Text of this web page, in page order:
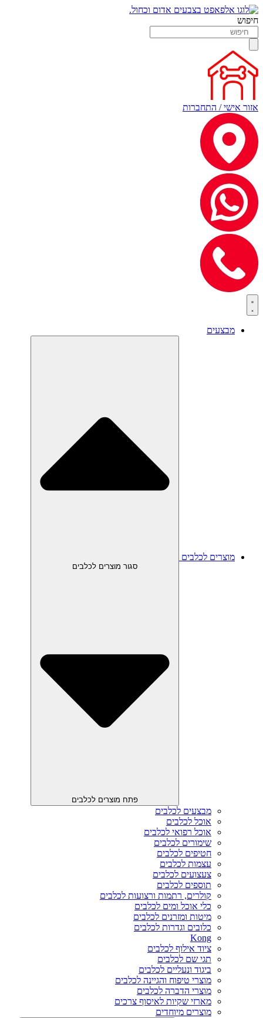
חיפוש
אזור אישי / התחברות
מבצעים
מוצרים לכלבים
סגור מוצרים לכלבים
פתח מוצרים לכלבים
מבצעים לכלבים
אוכל לכלבים
אוכל רפואי לכלבים
שימורים לכלבים
חטיפים לכלבים
עצמות לכלבים
צעצועים לכלבים
תוספים לכלבים
קולרים, רתמות ורצועות לכלבים
כלי אוכל ומים לכלבים
מיטות ומזרנים לכלבים
כלובים וגדרות לכלבים
Kong
ציוד אילוף לכלבים
תגי שם לכלבים
ביגוד ונעליים לכלבים
מוצרי טיפוח והגיינה לכלבים
מוצרי הדברה לכלבים
מארזי שקיות לאיסוף צרכים
מוצרים מיוחדים